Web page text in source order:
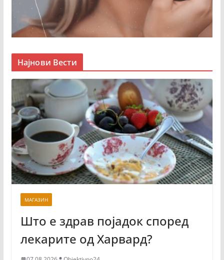
Најнови Вести
МАГАЗИН
Што е здрав појадок според
лекарите од Харвард?